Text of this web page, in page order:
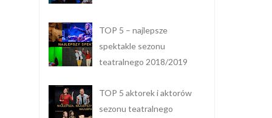
TOP 5 – najlepsze
spektakle sezonu
teatralnego 2018/2019
TOP 5 aktorek i aktorów
sezonu teatralnego